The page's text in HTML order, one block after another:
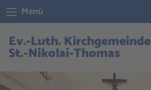
Menü
Ev.-Luth. Kirchgemeinde
St.-Nikolai-Thomas